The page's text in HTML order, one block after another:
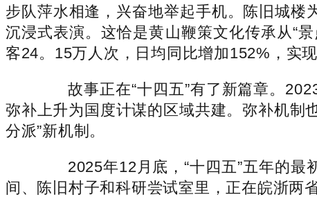
步队萍水相逢，兴奋地举起手机。陈旧城楼
沉浸式表演。这恰是黄山鞭策文化传承从“
客24。15万人次，日均同比增加152%，实
故事正在“十四五”有了新篇章。
弥补上升为国度计谋的区域共建。弥补机制
分派”新机制。
2025年12月底，“十四五”五年的最
间、陈旧村子和科研尝试室里，正在皖浙两